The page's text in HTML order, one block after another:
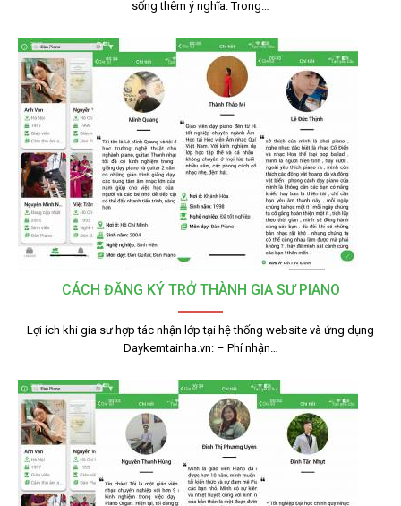
sống thêm ý nghĩa. Trong…
CÁCH ĐĂNG KÝ TRỞ THÀNH GIA SƯ PIANO
Lợi ích khi gia sư hợp tác nhận lớp tại hệ thống website và ứng dụng
Daykemtainha.vn: – Phí nhận…